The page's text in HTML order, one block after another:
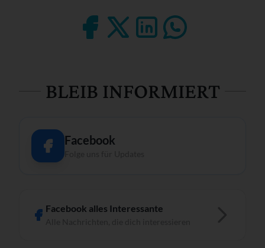
BLEIB INFORMIERT
Facebook
Facebook alles Interessante